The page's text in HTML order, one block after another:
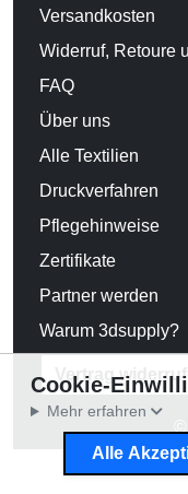
Versandkosten
Widerruf, Retoure
FAQ
Über uns
Alle Textilien
Druckverfahren
Pflegehinweise
Zertifikate
Partner werden
Warum 3dsupply?
Vertrag
Cookie-
Mehr erfahren
Alle